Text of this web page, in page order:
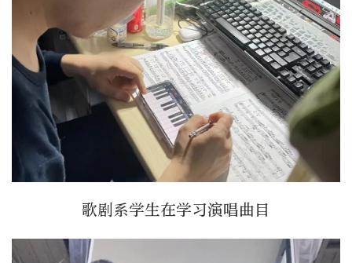
歌剧系学生在学习演唱曲目